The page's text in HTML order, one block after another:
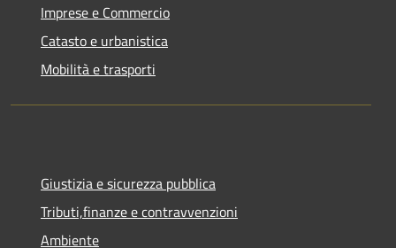
Imprese e Commercio
Catasto e urbanistica
Mobilità e trasporti
Giustizia e sicurezza pubblica
Tributi,finanze e contravvenzioni
Ambiente